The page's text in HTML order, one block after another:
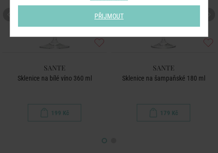
SANTE
Sklenice na bílé víno 360 ml
199 Kč
SANTE
Sklenice na šampaňské 180 ml
179 Kč
PŘIJMOUT